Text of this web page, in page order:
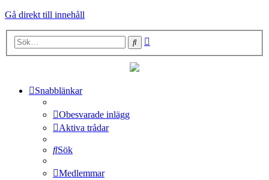
Gå direkt till innehåll
Sök
Snabblänkar
Obesvarade inlägg
Aktiva trådar
Sök
Medlemmar